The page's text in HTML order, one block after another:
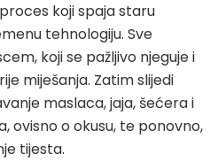
koji spaja staru
tehnologiju. Sve
koji se pažljivo njeguje i
miješanja. Zatim slijedi
maslaca, jaja, šećera i
ovisno o okusu, te ponovno,
tijesta.